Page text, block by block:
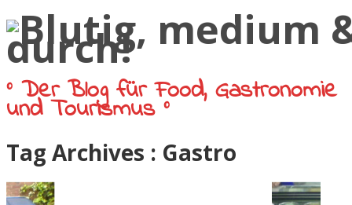
° Der Blog für Food, Gastronomie
und Tourismus °
Tag Archives : Gastro